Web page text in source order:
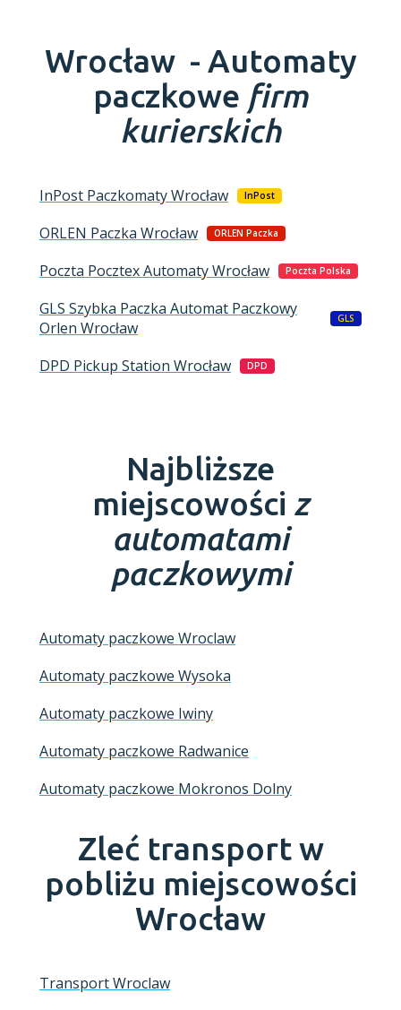
Wrocław - Automaty
paczkowe firm
kurierskich
InPost PaczkomatyWrocław InPost
ORLEN Paczka Wrocław ORLEN Paczka
Poczta Pocztex AutomatyWrocław Poczta Polska
GLS Szybka Paczka Automat Paczkowy
Orlen Wrocław
GLS
DPD Pickup Station Wrocław DPD
Najbliższe
miejscowości z
automatami
paczkowymi
Automaty paczkowe Wroclaw
Automaty paczkowe Wysoka
Automaty paczkowe Iwiny
Automaty paczkowe Radwanice
Automaty paczkowe Mokronos Dolny
Zleć transport w
pobliżu miejscowości
Wrocław
Transport Wroclaw